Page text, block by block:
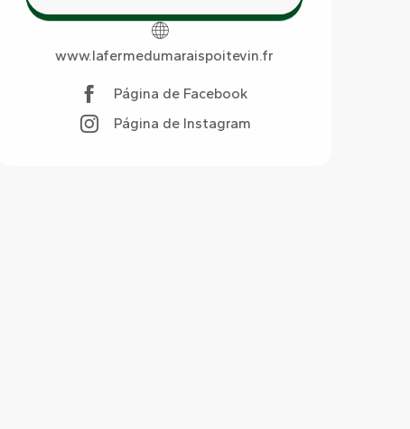
www.lafermedumaraispoitevin.fr
Página de Facebook
Página de Instagram